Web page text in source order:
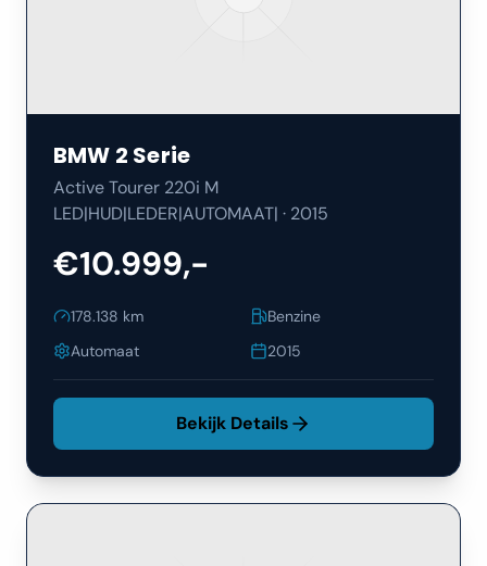
BMW 2 Serie
Active Tourer 220i M
LED|HUD|LEDER|AUTOMAAT| · 2015
€10.999,-
178.138 km
Benzine
Automaat
2015
Bekijk Details